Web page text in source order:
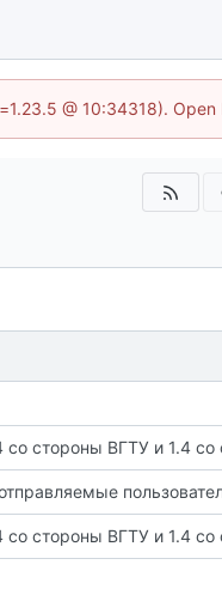
@ 10:34318). Open